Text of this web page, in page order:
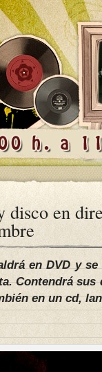
disco en
en DVD y
Contendrá sus
en un cd,